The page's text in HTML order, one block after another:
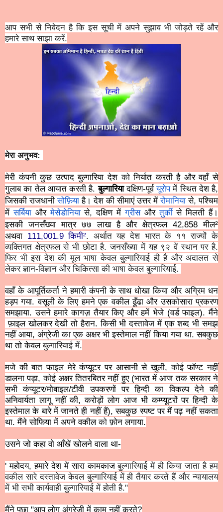
आप सभी से निवेदन है कि इस सूची में अपने सुझाव भी जोड़ते रहें और
हमारे साथ साझा करें.
मेरा अनुभव:
मेरी कंपनी कुछ उत्पाद बुल्गारिया देशकोनिर्यात करती है और वहाँ से
गुलाब का तेल आयात करती है.बुल्गारियादक्षिण-पूर्वयूरोपमें स्थित देश है,
जिसकी राजधानीसोफ़िया है। देश की सीमाएं उत्तर मेंरोमानिया से, पश्चिम
मेंसर्बियाऔरमेसेडोनियासे, दक्षिण मेंग्रीसऔरतुर्कीसे मिलती हैं।
इसकी जनसँख्या मात्र ७७ लाख है और क्षेत्रफल 42,858 मील²
अथवा 111,001.9 किमी². अर्थात यह देश भारत के ११ राज्यों के
व्यक्तिगत क्षेत्रफल से भी छोटा है. जनसँख्या में यह ९२ वें स्थान पर है.
फिर भी इस देश की मूल भाषा केवल बुल्गारियाई ही है और अदालत से
लेकर ज्ञान-विज्ञान और चिकित्सा की भाषा केवलबुल्गारियाई.
वहाँ के आपूर्तिकर्ता ने हमारी कंपनी के साथ धोखा किया और अग्रिम धन
हड़प गया. वसूली के लिए हमने एक वकील ढूँढा और उसकोसारा प्रकरण
समझाया. उसने हमारे कागज़ तैयार किए और हमें भेजे (वर्ड फाइल). मैंने
फ़ाइल खोलकर देखी तो हैरान. किसी भी दस्तावेज में एक शब्द भी समझ
नहीं आया, अंग्रेजी का एक अक्षर भी इस्तेमाल नहीं किया गया था. सबकुछ
था तो केवलबुल्गारियाई में.
मजे की बात फाइल मेरे कंप्यूटर पर आसानी से खुली,कोई फॉण्ट नहीं
डालना पड़ा,कोई अक्षर तितरबितर नहीं हुए (भारत में आज तक सरकार ने
सभी कंप्यूटर/मोबाइल/टीवी उपकरणों पर हिन्दी का विकल्प देने की
अनिवार्यता लागू नहीं की, करोड़ों लोग आज भी कम्प्यूटरों पर हिन्दी के
इस्तेमाल के बारे में जानते ही नहीं हैं), सबकुछ स्पष्ट पर मैं पढ़ नहीं सकता
था. मैंने सोफिया में अपने वकीलको फ़ोन लगाया.
उसने जो कहा वो आँखें खोलने वाला था-
' महोदय, हमारे देश में सारा कामकाजबुल्गारियाई में ही किया जाता है हम
वकील सारे दस्तावेज केवलबुल्गारियाई में ही तैयार करते हैं और न्यायालय
में भी सभी कार्यवाहीबुल्गारियाई में होती है."
मैंने पूछा "आप लोग अंग्रेजी में काम नहीं करते?